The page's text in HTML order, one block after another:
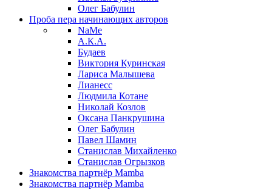
Олег Бабулин
Проба пера начинающих авторов
NaMe
А.К.А.
Будаев
Виктория Куринская
Лариса Малышева
Лианесс
Людмила Котане
Николай Козлов
Оксана Панкрушина
Олег Бабулин
Павел Шамин
Станислав Михайленко
Станислав Огрызков
Знакомства партнёр Mamba
Знакомства партнёр Mamba